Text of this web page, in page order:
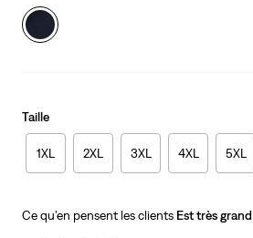
Taille
1XL 2XL 3XL 4XL 5XL
Ce qu’en pensent les clients Est très grand